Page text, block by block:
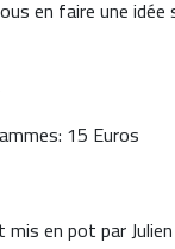
en faire une
15 Euros
en pot par